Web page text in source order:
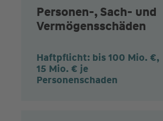
Personen-, Sach- und
Vermögensschäden
Haftpflicht: bis 100 Mio. €,
15 Mio. € je
Personenschaden